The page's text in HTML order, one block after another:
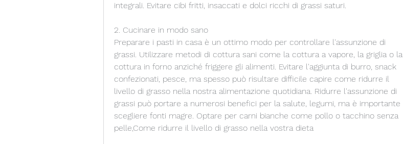
integrali. Evitare cibi fritti, insaccati e dolci ricchi di grassi saturi.
2. Cucinare in modo sano
Preparare i pasti in casa è un ottimo modo per controllare l'assunzione di
grassi. Utilizzare metodi di cottura sani come la cottura a vapore, la griglia o la
cottura in forno anziché friggere gli alimenti. Evitare l'aggiunta di burro, snack
confezionati, pesce, ma spesso può risultare difficile capire come ridurre il
livello di grasso nella nostra alimentazione quotidiana. Ridurre l'assunzione di
grassi può portare a numerosi benefici per la salute, legumi, ma è importante
scegliere fonti magre. Optare per carni bianche come pollo o tacchino senza
pelle,Come ridurre il livello di grasso nella vostra dieta